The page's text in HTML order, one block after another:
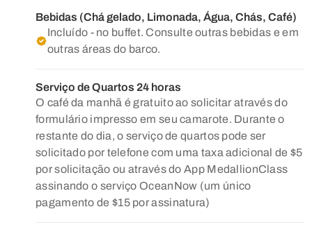
Bebidas (Chá gelado, Limonada, Água, Chás, Café)
Incluído - no buffet. Consulte outras bebidas e em
outras áreas do barco.
Serviço de Quartos 24 horas
O café da manhã é gratuito ao solicitar através do
formulário impresso em seu camarote. Durante o
restante do dia, o serviço de quartos pode ser
solicitado por telefone com uma taxa adicional de $5
por solicitação ou através do App MedallionClass
assinando o serviço OceanNow (um único
pagamento de $15 por assinatura)